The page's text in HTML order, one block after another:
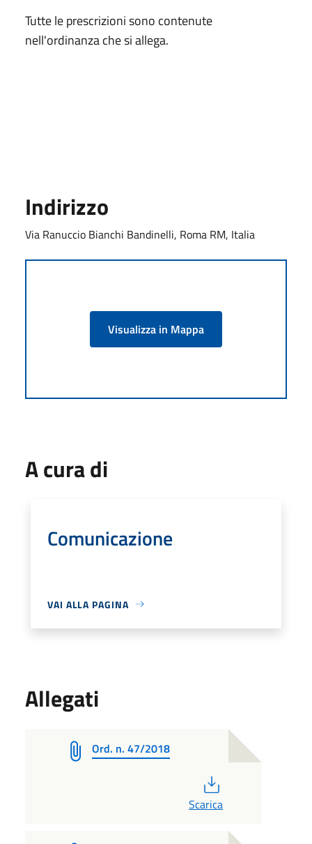
Tutte le prescrizioni sono contenute
nell'ordinanza che si allega.
Indirizzo
Via Ranuccio Bianchi Bandinelli, Roma RM, Italia
Visualizza in Mappa
A cura di
Comunicazione
VAI ALLA PAGINA
Allegati
Ord. n. 47/2018
Scarica